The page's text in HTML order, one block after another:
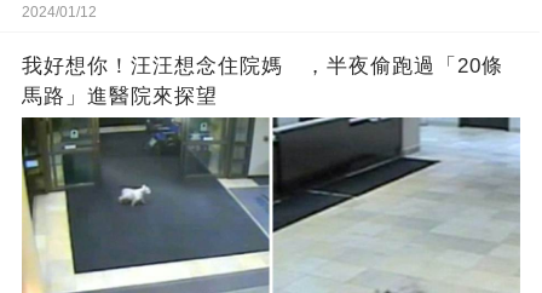
2024/01/12
我好想你！汪汪想念住院媽 ，半夜偷跑過「20條
馬路」進醫院來探望